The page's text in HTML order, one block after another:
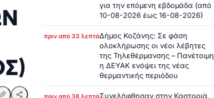
για την επόμενη εβδομάδα (από
10-08-2026 έως 16-08-2026)
πριν από 33 λεπτάΔήμος Κοζάνης: Σε φάση
ολοκλήρωσης οι νέοι λέβητες
της Τηλεθέρμανσης – Πανέτοιμη
η ΔΕΥΑΚ ενόψει της νέας
θερμαντικής περιόδου
πριν από 38 λεπτάΣυνελήφθησαν στην Καστοριά,